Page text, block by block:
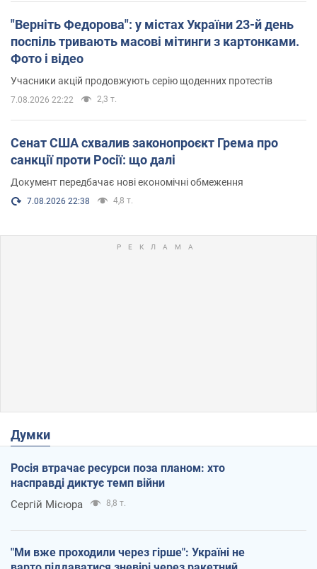
"Верніть Федорова": у містах України 23-й день
поспіль тривають масові мітинги з картонками.
Фото і відео
Учасники акцій продовжують серію щоденних протестів
7.08.2026 22:22 2,3 т.
Сенат США схвалив законопроєкт Грема про
санкції проти Росії: що далі
Документ передбачає нові економічні обмеження
7.08.2026 22:38 4,8 т.
Думки
Росія втрачає ресурси поза планом: хто
насправді диктує темп війни
Сергій Місюра 8,8 т.
"Ми вже проходили через гірше": Україні не